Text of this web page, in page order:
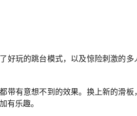
好玩的跳台模式，以及惊险刺激的多
带有意想不到的效果。换上新的滑板
有乐趣。